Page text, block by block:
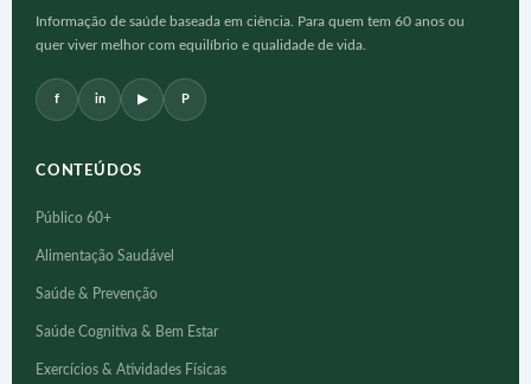
Informação de saúde baseada em ciência. Para quem tem 60 anos ou
quer viver melhor com equilíbrio e qualidade de vida.
f in ▶ P
CONTEÚDOS
Público 60+
Alimentação Saudável
Saúde & Prevenção
Saúde Cognitiva & Bem Estar
Exercícios & Atividades Físicas